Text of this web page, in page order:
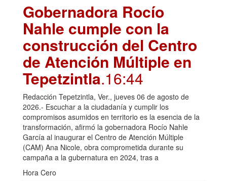
Gobernadora Rocío
Nahle cumple con la
construcción del Centro
de Atención Múltiple en
Tepetzintla.16:44
Redacción Tepetzintla, Ver., jueves 06 de agosto de
2026.- Escuchar a la ciudadanía y cumplir los
compromisos asumidos en territorio es la esencia de la
transformación, afirmó la gobernadora Rocío Nahle
García al inaugurar el Centro de Atención Múltiple
(CAM) Ana Nicole, obra comprometida durante su
campaña a la gubernatura en 2024, tras a
Hora Cero